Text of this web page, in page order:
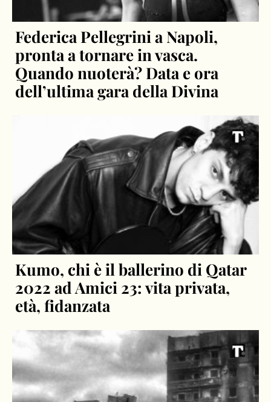
Federica Pellegrini a Napoli,
pronta a tornare in vasca.
Quando nuoterà? Data e ora
dell’ultima gara della Divina
Kumo, chi è il ballerino di Qatar
2022 ad Amici 23: vita privata,
età, fidanzata